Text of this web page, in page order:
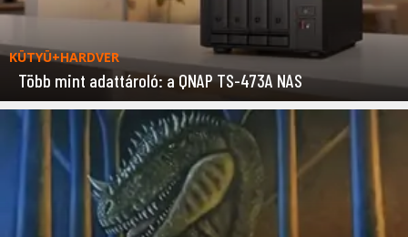
KÜTYÜ+HARDVER
Több mint adattároló: a QNAP TS-473A NAS